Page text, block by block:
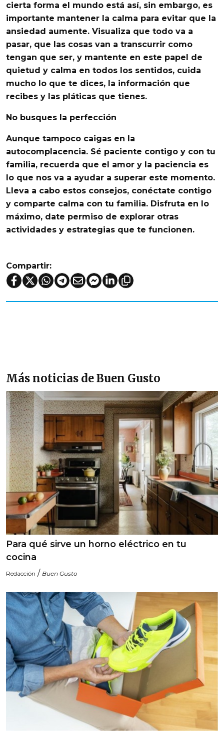
cierta forma el mundo está así, sin embargo, es
importante mantener la calma para evitar que la
ansiedad aumente. Visualiza que todo va a
pasar, que las cosas van a transcurrir como
tengan que ser, y mantente en este papel de
quietud y calma en todos los sentidos, cuida
mucho lo que te dices, la información que
recibes y las pláticas que tienes.
No busques la perfección
Aunque tampoco caigas en la
autocomplacencia. Sé paciente contigo y con tu
familia, recuerda que el amor y la paciencia es
lo que nos va a ayudar a superar este momento.
Lleva a cabo estos consejos, conéctate contigo
y comparte calma con tu familia. Disfruta en lo
máximo, date permiso de explorar otras
actividades y estrategias que te funcionen.
Compartir:
Más noticias de Buen Gusto
Para qué sirve un horno eléctrico en tu
cocina
Redacción / Buen Gusto